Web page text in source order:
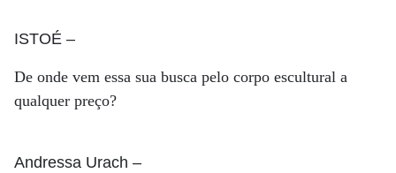
ISTOÉ –
De onde vem essa sua busca pelo corpo escultural a
qualquer preço?
Andressa Urach –